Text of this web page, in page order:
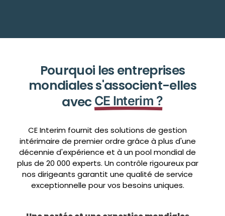
Pourquoi les entreprises
mondiales s'associent-elles
avec CE Interim ?
CE Interim fournit des solutions de gestion
intérimaire de premier ordre grâce à plus d'une
décennie d'expérience et à un pool mondial de
plus de 20 000 experts. Un contrôle rigoureux par
nos dirigeants garantit une qualité de service
exceptionnelle pour vos besoins uniques.